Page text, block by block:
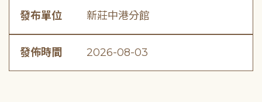
發布單位 新莊中港分館
發佈時間 2026-08-03